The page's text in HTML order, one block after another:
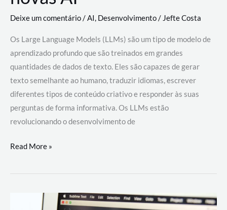
Deixe um comentário/AI, Desenvolvimento/ Jefte Costa
Os Large Language Models (LLMs) são um tipo de modelo de
aprendizado profundo que são treinados em grandes
quantidades de dados de texto. Eles são capazes de gerar
texto semelhante ao humano, traduzir idiomas, escrever
diferentes tipos de conteúdo criativo e responder às suas
perguntas de forma informativa. Os LLMs estão
revolucionando o desenvolvimento de
Large
Models
Read More »